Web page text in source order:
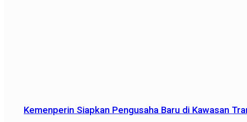
Kemenperin Siapkan Pengusaha Baru di Kawasan